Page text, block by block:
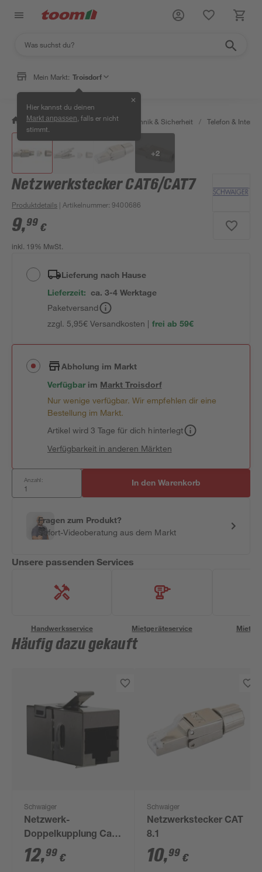
Mein Markt: Troisdorf
Hier kannst du deinen
Markt anpassen , falls er nicht
stimmt.
✕
/ Bauen & Renovieren / Haustechnik & Sicherheit / Telefon & Internet
+2
Netzwerkstecker CAT6/CAT7
Produktdetails | Artikelnummer:9400686
9,99 €
inkl. 19% MwSt.
Lieferung nach Hause
Lieferzeit: ca. 3-4 Werktage
Paketversand
zzgl. 5,95€ Versandkosten | frei ab 59€
Abholung im Markt
Verfügbar im MarktTroisdorf
Nur wenige verfügbar. Wir empfehlen dir eine
Bestellung im Markt.
Artikel wird 3 Tage für dich hinterlegt
Verfügbarkeit in anderen Märkten
Anzahl: In den Warenkorb
Fragen zum Produkt?
Sofort-Videoberatung aus dem Markt
Unsere passenden Services
Handwerksservice Mietgeräteservice
Häufig dazu gekauft
Schwaiger
Netzwerk-
Doppelkupplung Cat-
6
12,99 €
Schwaiger
Netzwerkstecker CAT
8.1
10,99 €